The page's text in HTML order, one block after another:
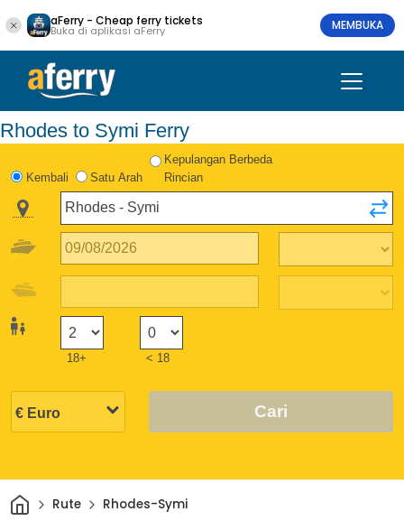
aFerry - Cheap ferry tickets
Buka di aplikasi aFerry MEMBUKA
Rhodes to Symi Ferry
Kembali Satu Arah
Kepulangan Berbeda
Rincian
18+ < 18
Cari
Rumah
Rute Rhodes-Symi